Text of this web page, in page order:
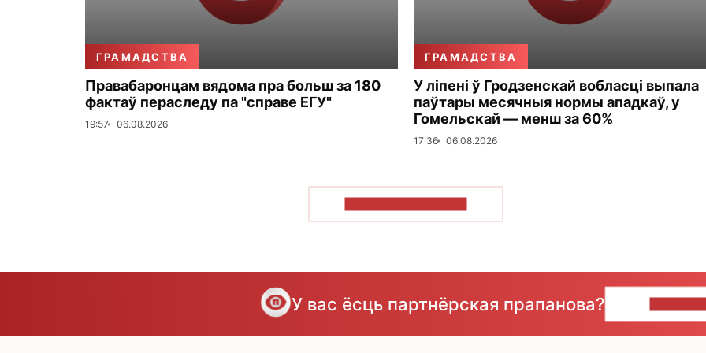
ГРАМАДСТВА
Правабаронцам вядома пра больш за 180
фактаў пераследу па "справе ЕГУ"
19:57 06.08.2026
ГРАМАДСТВА
У ліпені ў Гродзенскай вобласці выпала
паўтары месячныя нормы ападкаў, у
Гомельскай — менш за 60%
17:36 06.08.2026
У вас ёсць партнёрская прапанова?